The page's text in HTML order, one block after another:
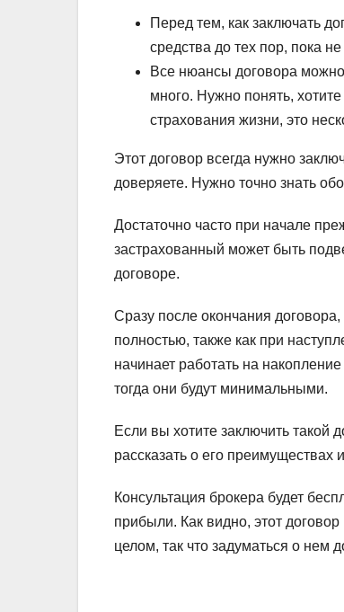
Перед тем, как заключать
средства до тех пор, пока
Все нюансы договора можно
много. Нужно понять,
страхования жизни, это
Этот договор всегда нужно
доверяете. Нужно точно знать
Достаточно часто при начале
застрахованный может быть
договоре.
Сразу после окончания
полностью, также как при
начинает работать на
тогда они будут минимальными.
Если вы хотите заключить такой
рассказать о его преимуществах
Консультация брокера будет
прибыли. Как видно, этот
целом, так что задуматься о нем